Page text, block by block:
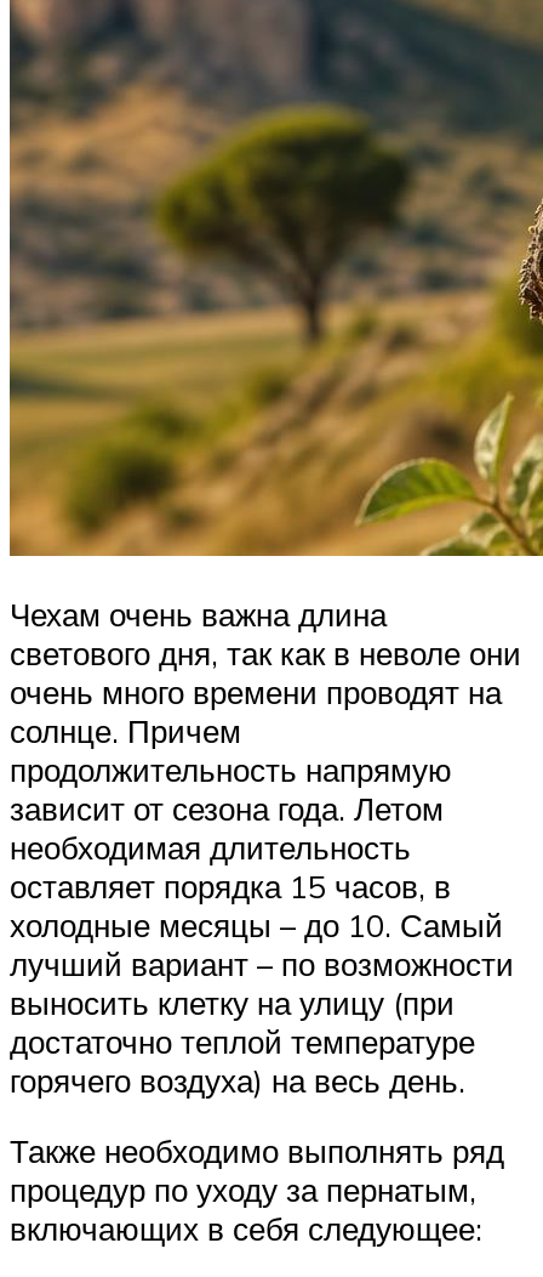
Чехам очень важна длина
светового дня, так как в неволе они
очень много времени проводят на
солнце. Причем
продолжительность напрямую
зависит от сезона года. Летом
необходимая длительность
оставляет порядка 15 часов, в
холодные месяцы – до 10. Самый
лучший вариант – по возможности
выносить клетку на улицу (при
достаточно теплой температуре
горячего воздуха) на весь день.
Также необходимо выполнять ряд
процедур по уходу за пернатым,
включающих в себя следующее: